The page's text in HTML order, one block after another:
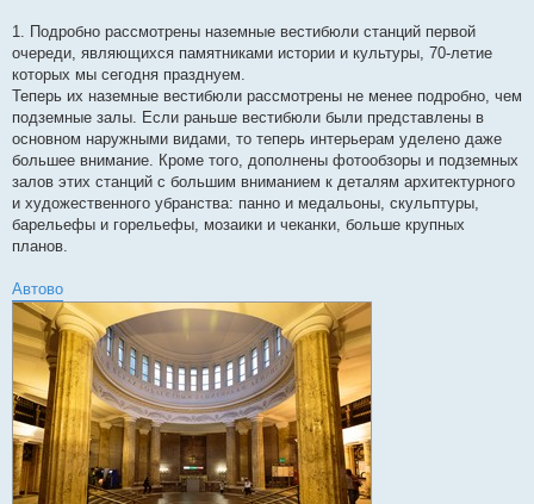
1. Подробно рассмотрены наземные вестибюли станций первой
очереди, являющихся памятниками истории и культуры, 70-летие
которых мы сегодня празднуем.
Теперь их наземные вестибюли рассмотрены не менее подробно, чем
подземные залы. Если раньше вестибюли были представлены в
основном наружными видами, то теперь интерьерам уделено даже
большее внимание. Кроме того, дополнены фотообзоры и подземных
залов этих станций с большим вниманием к деталям архитектурного
и художественного убранства: панно и медальоны, скульптуры,
барельефы и горельефы, мозаики и чеканки, больше крупных
планов.
Автово